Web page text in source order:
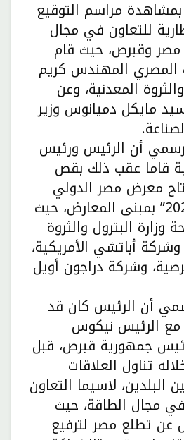
مراسم التوقيع
للتعاون في مجال
مصر وقبرص، حيث قام
المصري المهندس كريم
المعدنية، وعن
مايكل دميانوس وزير
أن الرئيس ورئيس
قاما عقب ذلك بقص
معرض مصر الدولي
للطاقة “إيجبس 2026” بمبنى المعارض، حيث
وزارة البترول والثروة
أباتشي الأمريكية،
وشركة دراجون أويل
أن الرئيس كان قد
مع الرئيس نيكوس
جمهورية قبرص، قبل
تناول العلاقات
البلدين، لاسيما التعاون
مجال الطاقة، حيث
عن تطلع مصر لترفيع